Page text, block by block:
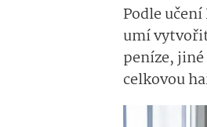
Podle
umí
peníze,
celkovou